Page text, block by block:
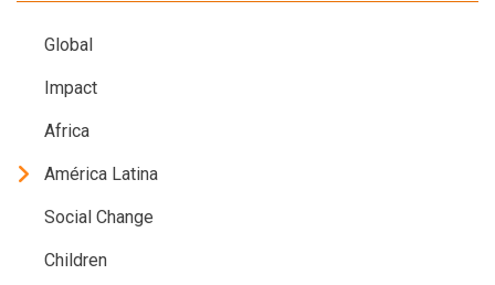
Global
Impact
Africa
América Latina
Social Change
Children